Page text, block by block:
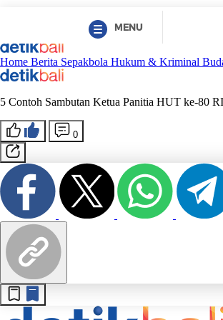
MENU
Home Berita Sepakbola Hukum & Kriminal
5 Contoh Sambutan Ketua Panitia HUT ke-80
0